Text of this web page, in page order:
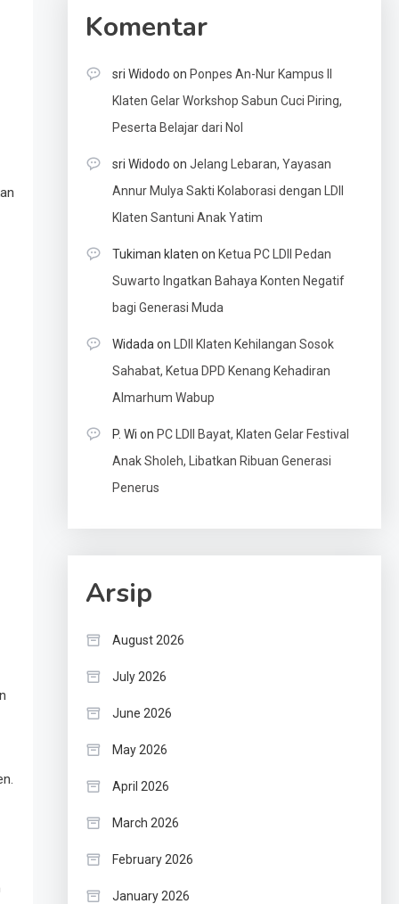
Komentar
sri Widodo on Ponpes An-Nur Kampus II
Klaten Gelar Workshop Sabun Cuci Piring,
Peserta Belajar dari Nol
sri Widodo on Jelang Lebaran, Yayasan
Annur Mulya Sakti Kolaborasi dengan LDII
Klaten Santuni Anak Yatim
Tukiman klaten on Ketua PC LDII Pedan
Suwarto Ingatkan Bahaya Konten Negatif
bagi Generasi Muda
Widada on
LDII Klaten Kehilangan Sosok
Sahabat, Ketua DPD Kenang Kehadiran
Almarhum Wabup
P. Wi on PC LDII Bayat, Klaten Gelar Festival
Anak Sholeh, Libatkan Ribuan Generasi
Penerus
Arsip
August 2026
July 2026
June 2026
May 2026
April 2026
March 2026
February 2026
January 2026